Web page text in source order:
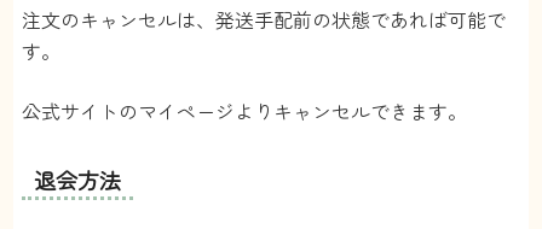
注文のキャンセルは、発送手配前の状態であれば可能で
す。
公式サイトのマイページよりキャンセルできます。
退会方法